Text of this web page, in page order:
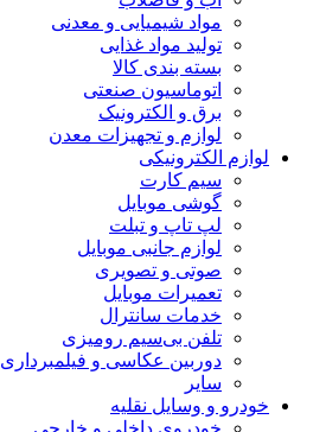
مواد شیمیایی و معدنی
تولید مواد غذایی
بسته بندی کالا
اتوماسیون صنعتی
برق و الکترونیک
لوازم و تجهیزات معدن
لوازم الکترونیکی
سیم کارت
گوشی موبایل
لپ تاپ و تبلت
لوازم جانبی موبایل
صوتی و تصویری
تعمیرات موبایل
خدمات سانترال
تلفن بی‌سیم رومیزی
دوربین عکاسی و فیلمبرداری
سایر
خودرو و وسایل نقلیه